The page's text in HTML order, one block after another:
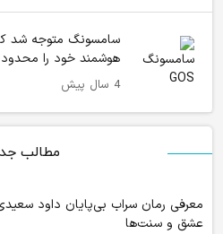
سامسونگ متوجه شد
هوشمند خود را
4 سال پیش
مطالب
معرفی رمان سراب بی‌پایان داود
عشق و سنت‌ها